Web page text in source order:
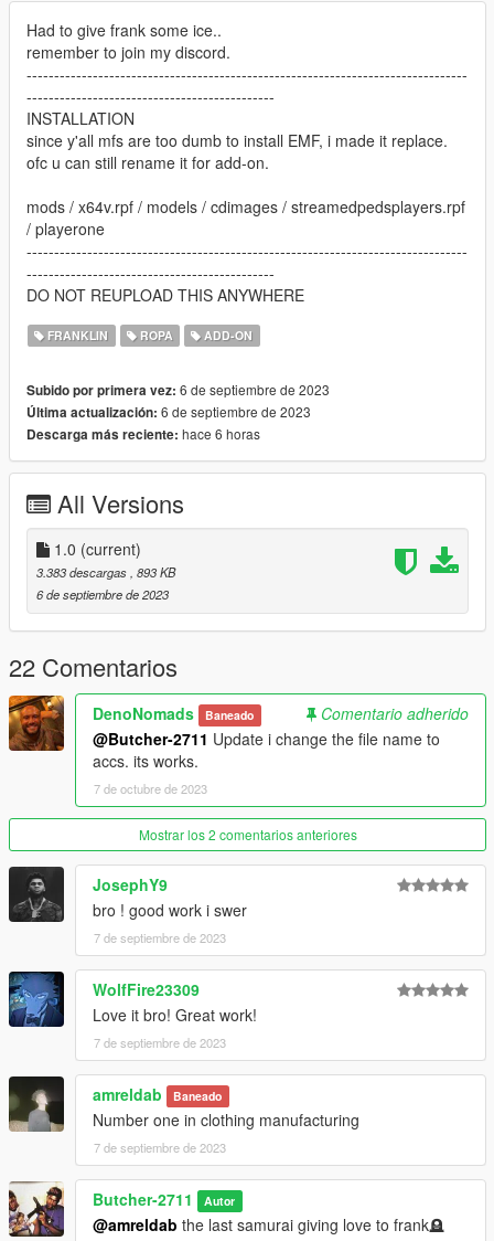
Had to give frank some ice..
remember to join my discord.
--------------------------------------------------------------------------------
---------------------------------------------
INSTALLATION
since y'all mfs are too dumb to install EMF, i made it replace.
ofc u can still rename it for add-on.
mods / x64v.rpf / models / cdimages / streamedpedsplayers.rpf
/ playerone
--------------------------------------------------------------------------------
---------------------------------------------
DO NOT REUPLOAD THIS ANYWHERE
FRANKLIN ROPA ADD-ON
Subido por primera vez: 6 de septiembre de 2023
Última actualización: 6 de septiembre de 2023
Descarga más reciente: hace 6 horas
All Versions
1.0 (current)
3.383 descargas , 893 KB
6 de septiembre de 2023
22 Comentarios
DenoNomads Baneado
Comentario adherido
@Butcher-2711 Update i change the file name to
accs. its works.
7 de octubre de 2023
Mostrar los 2 comentarios anteriores
JosephY9
bro ! good work i swer
7 de septiembre de 2023
WolfFire23309
Love it bro! Great work!
7 de septiembre de 2023
amreldab Baneado
Number one in clothing manufacturing
7 de septiembre de 2023
Butcher-2711 Autor
@amreldab the last samurai giving love to frank🪦